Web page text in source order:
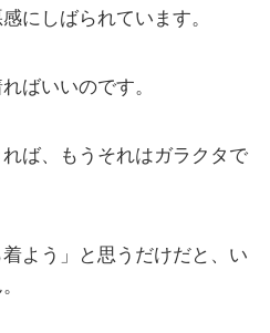
にしばられています。
ばいいのです。
ば、もうそれはガラクタで
よう」と思うだけだと、い